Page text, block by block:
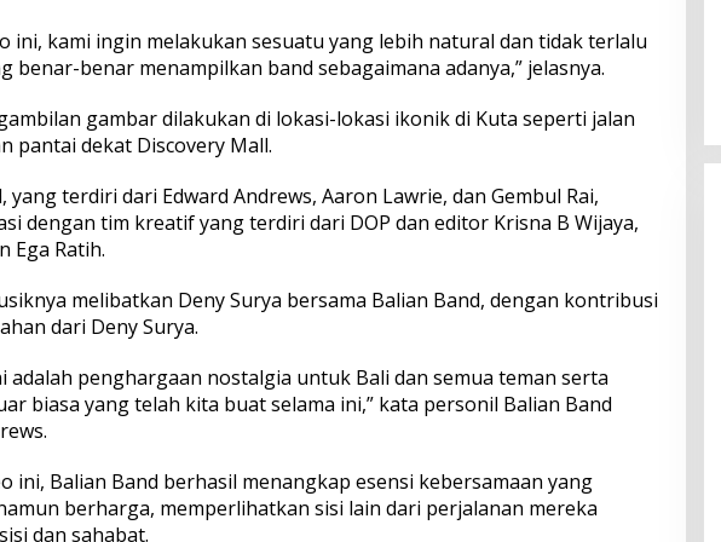
ini, kami ingin melakukan sesuatu yang lebih natural dan tidak terlalu
benar-benar menampilkan band sebagaimana adanya,” jelasnya.
gambar dilakukan di lokasi-lokasi ikonik di Kuta seperti jalan
pantai dekat Discovery Mall.
yang terdiri dari Edward Andrews, Aaron Lawrie, dan Gembul Rai,
dengan tim kreatif yang terdiri dari DOP dan editor Krisna B Wijaya,
Ega Ratih.
melibatkan Deny Surya bersama Balian Band, dengan kontribusi
dari Deny Surya.
adalah penghargaan nostalgia untuk Bali dan semua teman serta
biasa yang telah kita buat selama ini,” kata personil Balian Band
ini, Balian Band berhasil menangkap esensi kebersamaan yang
berharga, memperlihatkan sisi lain dari perjalanan mereka
dan sahabat.
Perkuat Ekosistem Pariwisata
dan Serapan Investasi, Sira
Dibuka di KEK Kura Kura